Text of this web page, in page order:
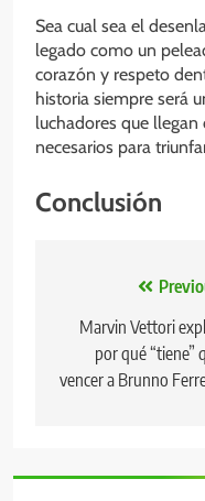
Sea cual sea el
legado como un
corazón y respeto
historia siempre será
luchadores que
necesarios para
Conclusión
Navegação
de
Post
Marvin Vettori
por qué “tiene”
vencer a Brunno